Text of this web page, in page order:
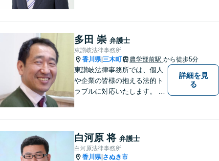
相談にのっています。 まずは
ご相談ください。
多田 崇 弁護士
東讃岐法律事務所
香川県| 三木町 農学部前駅 から徒歩5分
東讃岐法律事務所では、個人
や企業の皆様の抱える法的ト
ラブルに対応いたします。 高
詳細を見
る
白河原 将 弁護士
白河原法律事務所
香川県| さぬき市